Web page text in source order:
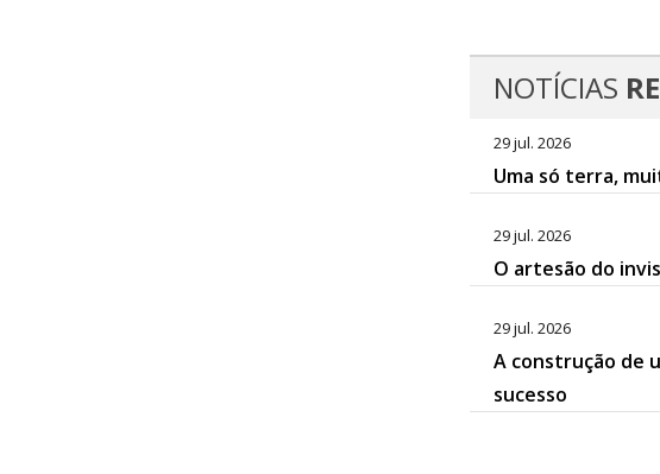
NOTÍCIAS
29 jul. 2026
Uma só terra,
29 jul. 2026
O artesão do
29 jul. 2026
A construção de
sucesso